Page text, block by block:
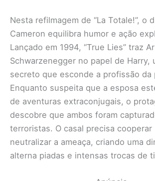
Nesta refilmagem de “La Totale!”, o
Cameron equilibra humor e ação
Lançado em 1994, “True Lies” traz
Schwarzenegger no papel de Harry,
secreto que esconde a profissão da
Enquanto suspeita que a esposa
de aventuras extraconjugais, o
descobre que ambos foram
terroristas. O casal precisa cooperar
neutralizar a ameaça, criando uma
alterna piadas e intensas trocas de